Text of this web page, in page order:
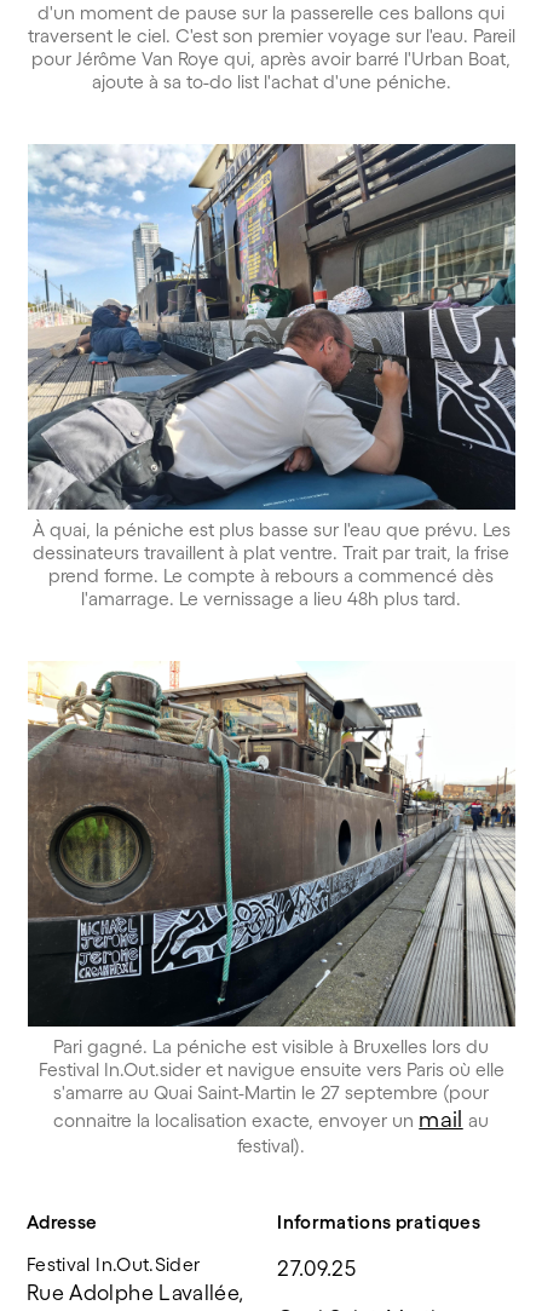
d'un moment de pause sur la passerelle ces ballons qui
traversent le ciel. C'est son premier voyage sur l'eau. Pareil
pour Jérôme Van Roye qui, après avoir barré l'Urban Boat,
ajoute à sa to-do list l'achat d'une péniche.
À quai, la péniche est plus basse sur l'eau que prévu. Les
dessinateurs travaillent à plat ventre. Trait par trait, la frise
prend forme. Le compte à rebours a commencé dès
l'amarrage. Le vernissage a lieu 48h plus tard.
Pari gagné. La péniche est visible à Bruxelles lors du
Festival In.Out.sider et navigue ensuite vers Paris où elle
s'amarre au Quai Saint-Martin le 27 septembre (pour
connaitre la localisation exacte, envoyer un mail au
festival).
Adresse
Festival In.Out.Sider
Rue Adolphe Lavallée,
Informations pratiques
27.09.25